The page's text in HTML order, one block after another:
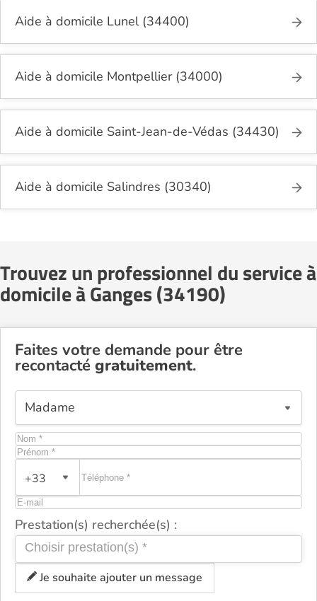
Aide à domicile Lunel (34400)
Aide à domicile Montpellier (34000)
Aide à domicile Saint-Jean-de-Védas (34430)
Aide à domicile Salindres (30340)
Trouvez un professionnel du service à
domicile à Ganges (34190)
Faites votre demande pour être
recontacté gratuitement.
+33
Prestation(s) recherchée(s) :
Je souhaite ajouter un message